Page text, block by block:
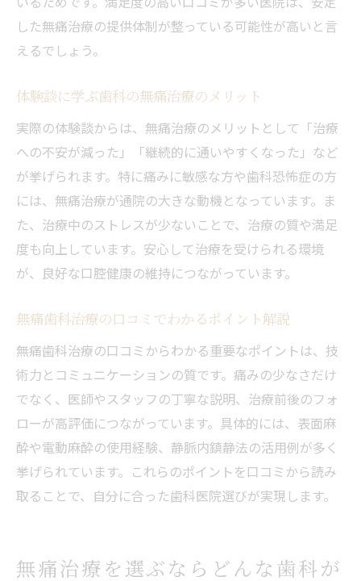
した無痛治療の提供体制が整っている可能性が高いと言
えるでしょう。
体験談に学ぶ歯科の無痛治療のメリット
実際の体験談からは、無痛治療のメリットとして「治療
への不安が減った」「継続的に通いやすくなった」など
が挙げられます。特に痛みに敏感な方や歯科恐怖症の方
には、無痛治療が通院の大きな動機となっています。ま
た、治療中のストレスが少ないことで、治療の質や満足
度も向上しています。安心して治療を受けられる環境
が、良好な口腔健康の維持につながっています。
無痛歯科治療の口コミでわかるポイント解説
無痛歯科治療の口コミからわかる重要なポイントは、技
術力とコミュニケーションの質です。痛みの少なさだけ
でなく、医師やスタッフの丁寧な説明、治療前後のフォ
ローが高評価につながっています。具体的には、表面麻
酔や電動麻酔の使用経験、静脈内鎮静法の活用例が多く
挙げられています。これらのポイントを口コミから読み
取ることで、自分に合った歯科医院選びが実現します。
無痛治療を選ぶならどんな歯科が